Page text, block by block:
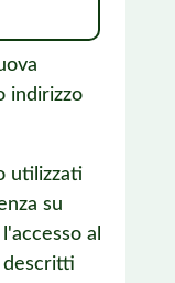
indirizzo
utilizzati
su
al